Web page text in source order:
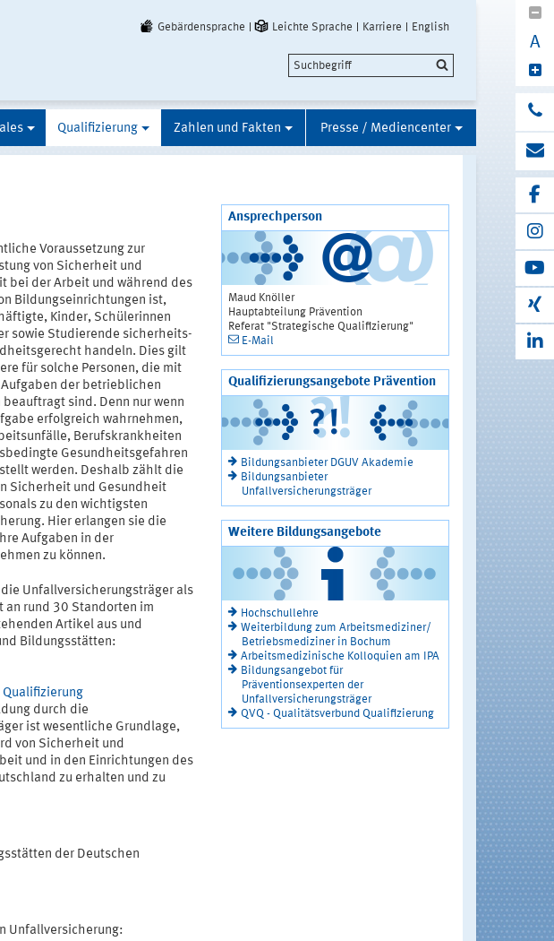
Gebärdensprache Leichte Sprache Karriere English
A
Qualifizierung Zahlen und Fakten Presse / Mediencenter
Voraussetzung zur
von Sicherheit und
bei der Arbeit und während des
Bildungseinrichtungen ist,
Kinder, Schülerinnen
sowie Studierende sicherheits-
handeln. Dies gilt
für solche Personen, die mit
der betrieblichen
beauftragt sind. Denn nur wenn
erfolgreich wahrnehmen,
Berufskrankheiten
Gesundheitsgefahren
werden. Deshalb zählt die
Sicherheit und Gesundheit
zu den wichtigsten
Hier erlangen sie die
Aufgaben in der
zu können.
Unfallversicherungsträger als
rund 30 Standorten im
Artikel aus und
Bildungsstätten:
durch die
ist wesentliche Grundlage,
von Sicherheit und
und in den Einrichtungen des
zu erhalten und zu
der Deutschen
Unfallversicherung:
Ansprechperson
Maud Knöller
Hauptabteilung Prävention
Referat "Strategische Qualifizierung"
E-Mail
Qualifizierungsangebote Prävention
Bildungsanbieter DGUV Akademie
Bildungsanbieter
Unfallversicherungsträger
Weitere Bildungsangebote
Hochschullehre
Weiterbildung zum Arbeitsmediziner/
Betriebsmediziner in Bochum
Arbeitsmedizinische Kolloquien am IPA
Bildungsangebot für
Präventionsexperten der
Unfallversicherungsträger
QVQ - Qualitätsverbund Qualifizierung